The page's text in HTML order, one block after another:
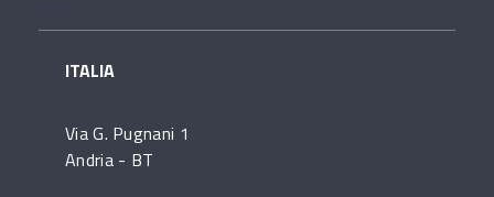
ITALIA
Via G. Pugnani 1
Andria - BT